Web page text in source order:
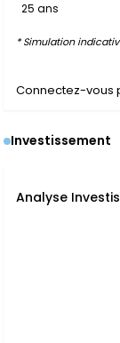
25 ans
* Simulation
Connectez-vous
Investissement
Analyse